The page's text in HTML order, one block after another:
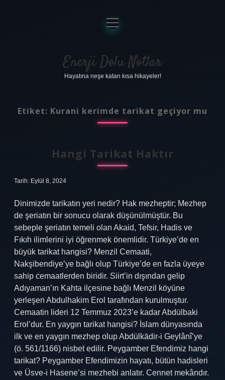
Anasayfa
Gizlilik Politikası
Yasal Uyarı
menüyü
aç
Enerji Dolu Notlar
Hayatına neşe katan kısa hikayeler!
Etiket: Kurani kerimde tarikat geçiyor mu
Hangi Tarikat Haktır
Tarih: Eylül 8, 2024
Dinimizde tarikatın yeri nedir? Hak mezheptir; Mezhep
de şeriatın bir sonucu olarak düşünülmüştür. Bu
sebeple şeriatın temeli olan Akaid, Tefsir, Hadis ve
Fıkıh ilimlerini iyi öğrenmek önemlidir. Türkiye’de en
büyük tarikat hangisi? Menzil Cemaati,
Nakşibendiye’ye bağlı olup Türkiye’de en fazla üyeye
sahip cemaatlerden biridir. Siirt’in dışından gelip
Adıyaman’ın Kahta ilçesine bağlı Menzil köyüne
yerleşen Abdulhakim Erol tarafından kurulmuştur.
Cemaatin lideri 12 Temmuz 2023’e kadar Abdülbaki
Erol’dur. En yaygın tarikat hangisi? İslam dünyasında
ilk ve en yaygın mezhep olup Abdülkādir-i Geylânî’ye
(ö. 561/1166) nisbet edilir. Peygamber Efendimiz hangi
tarikat? Peygamber Efendimizin hayatı, bütün hadisleri
ve Üsve-i Hasene’si mezhebi anlatır. Cennet mekândır.